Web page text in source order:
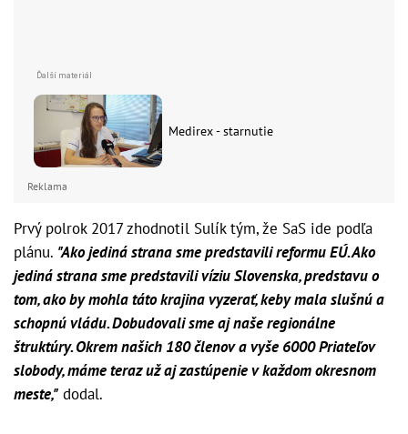
Medirex - starnutie
Reklama
Prvý polrok 2017 zhodnotil Sulík tým, že SaS ide podľa
plánu. "Ako jediná strana sme predstavili reformu EÚ. Ako
jediná strana sme predstavili víziu Slovenska, predstavu o
tom, ako by mohla táto krajina vyzerať, keby mala slušnú a
schopnú vládu. Dobudovali sme aj naše regionálne
štruktúry. Okrem našich 180 členov a vyše 6000 Priateľov
slobody, máme teraz už aj zastúpenie v každom okresnom
meste," dodal.